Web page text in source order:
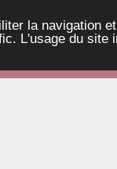
la navigation
L'usage du